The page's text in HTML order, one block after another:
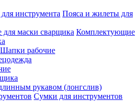
Пояса и жилеты для
Комплектующие
Шапки рабочие
рукавом (лонгслив)
Сумки для инструментов